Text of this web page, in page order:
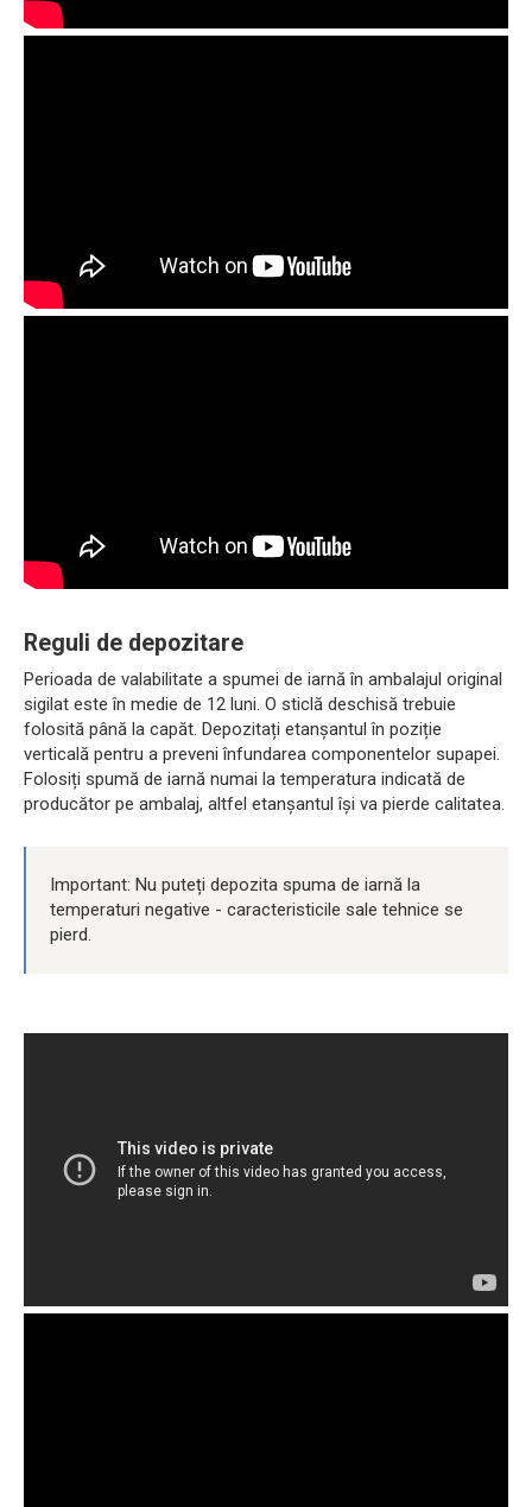
Reguli de depozitare
Perioada de valabilitate a spumei de iarnă în ambalajul original
sigilat este în medie de 12 luni. O sticlă deschisă trebuie
folosită până la capăt. Depozitați etanșantul în poziție
verticală pentru a preveni înfundarea componentelor supapei.
Folosiți spumă de iarnă numai la temperatura indicată de
producător pe ambalaj, altfel etanșantul își va pierde calitatea.
Important: Nu puteți depozita spuma de iarnă la
temperaturi negative - caracteristicile sale tehnice se
pierd.